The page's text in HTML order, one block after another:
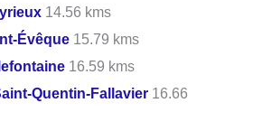
14.56 kms
Évêque 15.79 kms
16.59 kms
Quentin-Fallavier 16.66